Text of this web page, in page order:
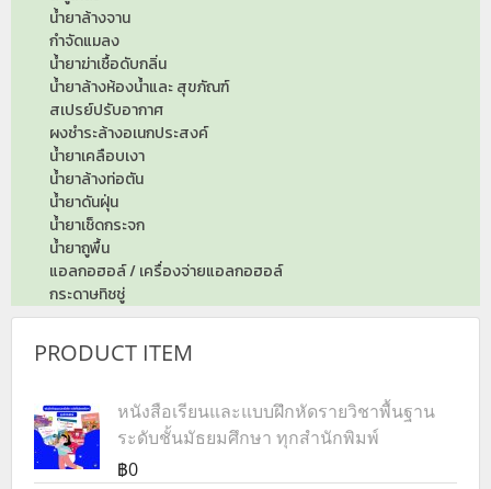
น้ำยาล้างจาน
กำจัดแมลง
น้ำยาฆ่าเชื้อดับกลิ่น
น้ำยาล้างห้องน้ำและ สุขภัณฑ์
สเปรย์ปรับอากาศ
ผงชำระล้างอเนกประสงค์
น้ำยาเคลือบเงา
น้ำยาล้างท่อตัน
น้ำยาดันฝุ่น
น้ำยาเช็ดกระจก
น้ำยาถูพื้น
แอลกอฮอล์ / เครื่องจ่ายแอลกอฮอล์
กระดาษทิชชู่
PRODUCT ITEM
หนังสือเรียนและแบบฝึกหัดรายวิชาพื้นฐาน
ระดับชั้นมัธยมศึกษา ทุกสำนักพิมพ์
฿0